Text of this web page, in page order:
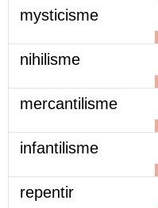
mysticisme
nihilisme
mercantilisme
infantilisme
repentir